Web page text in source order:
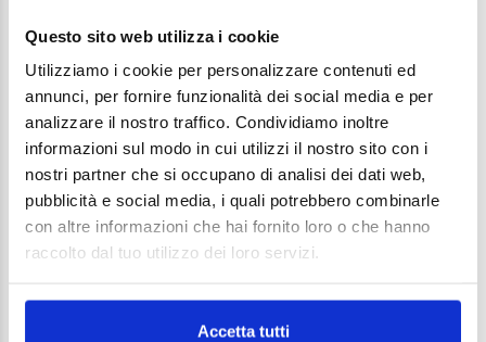
Questo sito web utilizza i cookie
Utilizziamo i cookie per personalizzare contenuti ed
annunci, per fornire funzionalità dei social media e per
analizzare il nostro traffico. Condividiamo inoltre
informazioni sul modo in cui utilizzi il nostro sito con i
nostri partner che si occupano di analisi dei dati web,
pubblicità e social media, i quali potrebbero combinarle
con altre informazioni che hai fornito loro o che hanno
raccolto dal tuo utilizzo dei loro servizi.
Accetta tutti
Comment